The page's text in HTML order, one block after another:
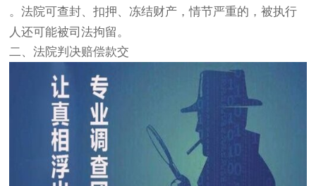
。法院可查封、扣押、冻结财产，情节严重的，被执行
人还可能被司法拘留。
二、法院判决赔偿款交